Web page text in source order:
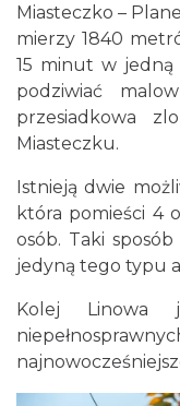
Miasteczko –
mierzy 1840
15 minut w jedną
podziwiać
przesiadkowa
Miasteczku.
Istnieją dwie
która pomieści 4
osób. Taki
jedyną tego typu
Kolej Linowa